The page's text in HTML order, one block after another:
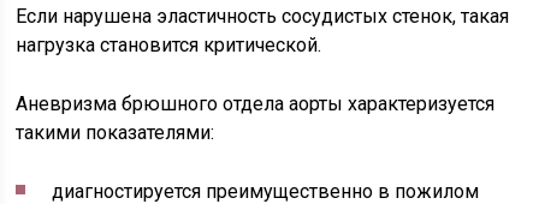
Если нарушена эластичность сосудистых стенок, такая
нагрузка становится критической.
Аневризма брюшного отдела аорты характеризуется
такими показателями:
диагностируется преимущественно в пожилом